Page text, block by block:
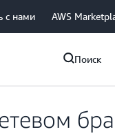
с нами AWS
Поиск